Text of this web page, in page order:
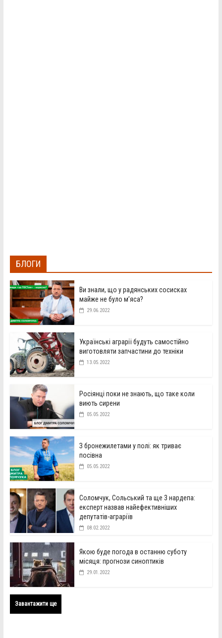
БЛОГИ
Ви знали, що у радянських сосисках
майже не було м’яса?
29.06.2022
Українські аграрії будуть самостійно
виготовляти запчастини до техніки
13.05.2022
Росіянці поки не знають, що таке коли
виють сирени
05.05.2022
З бронежилетами у полі: як триває
посівна
05.05.2022
Соломчук, Сольський та ще 3 нардепа:
експерт назвав найефективніших
депутатів-аграріїв
08.02.2022
Якою буде погода в останню суботу
місяця: прогнози синоптиків
29.01.2022
Завантажити ще